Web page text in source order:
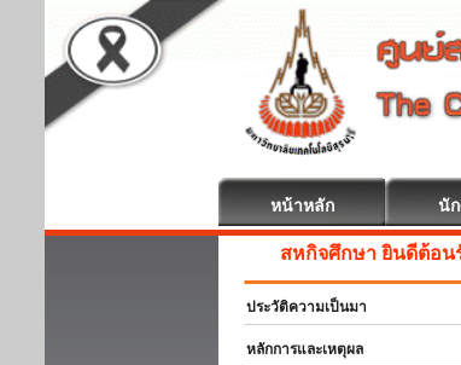
หน้าหลัก นั
สหกิจศึกษา ยินดีต้อนรับ
ประวัติความเป็นมา
หลักการและเหตุผล